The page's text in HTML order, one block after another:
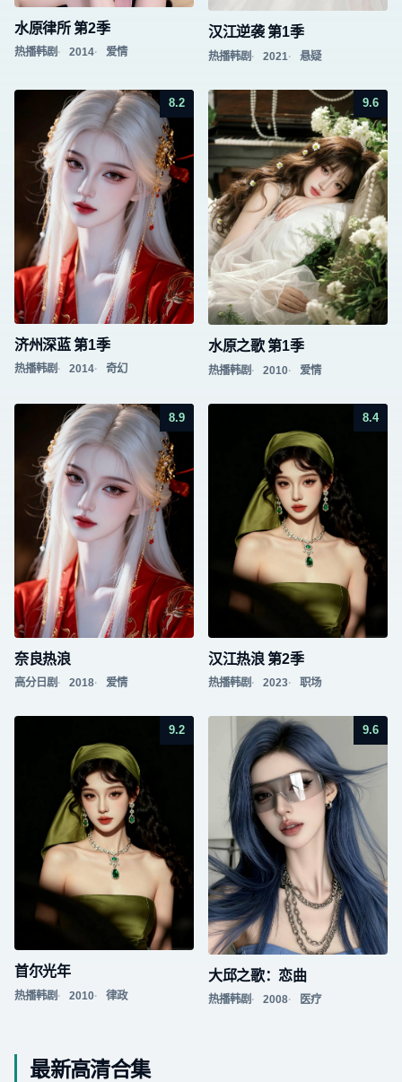
水原律所 第2季
热播韩剧 2014 爱情
汉江逆袭 第1季
热播韩剧 2021 悬疑
8.2
济州深蓝 第1季
热播韩剧 2014 奇幻
9.6
水原之歌 第1季
热播韩剧 2010 爱情
8.9
奈良热浪
高分日剧 2018 爱情
8.4
汉江热浪 第2季
热播韩剧 2023 职场
9.2
首尔光年
热播韩剧 2010 律政
9.6
大邱之歌：恋曲
热播韩剧 2008 医疗
最新高清合集